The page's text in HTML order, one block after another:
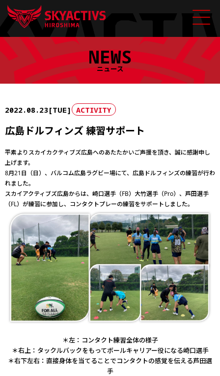
Skip
to
content
NEWS
ニュース
2022.08.23[TUE] ACTIVITY
広島ドルフィンズ 練習サポート
平素よりスカイカクティブズ広島へのあたたかいご声援を頂き、誠に感謝申し
上げます。
8月21日（日）、バルコム広島ラグビー場にて、広島ドルフィンズの練習が行わ
れました。
スカイアクティブズ広島からは、崎口選手（FB）大竹選手（Pro）、芦田選手
（FL）が練習に参加し、コンタクトプレーの練習をサポートしました。
＊左：コンタクト練習全体の様子
＊右上：タックルバックをもってボールキャリアー役になる崎口選手
＊右下左右：直接身体を当てることでコンタクトの感覚を伝える芦田選
手